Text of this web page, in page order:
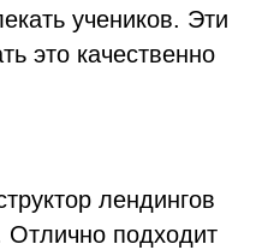
учеников. Эти
это качественно
лендингов
Отлично подходит